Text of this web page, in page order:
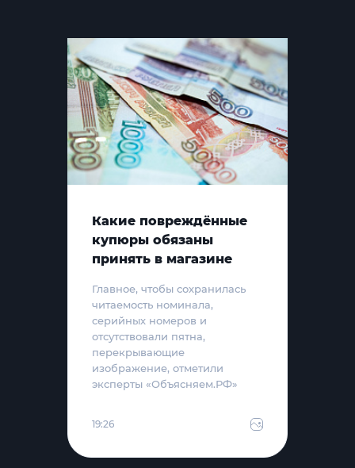
Какие повреждённые
купюры обязаны
принять в магазине
Главное, чтобы сохранилась
читаемость номинала,
серийных номеров и
отсутствовали пятна,
перекрывающие
изображение, отметили
эксперты «Объясняем.РФ»
19:26